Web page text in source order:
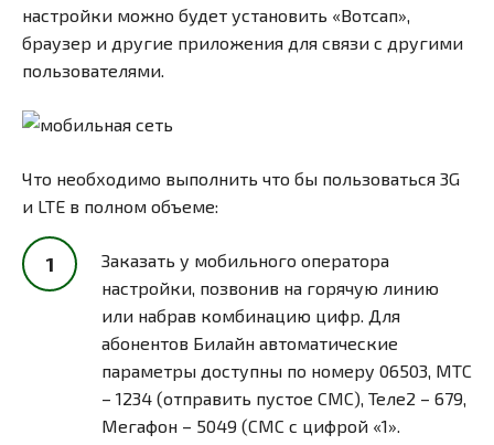
настройки можно будет установить «Вотсап»,
браузер и другие приложения для связи с другими
пользователями.
Что необходимо выполнить что бы пользоваться 3G
и LTE в полном объеме:
Заказать у мобильного оператора
настройки, позвонив на горячую линию
или набрав комбинацию цифр. Для
абонентов Билайн автоматические
параметры доступны по номеру 06503, МТС
– 1234 (отправить пустое СМС), Теле2 – 679,
Мегафон – 5049 (СМС с цифрой «1».